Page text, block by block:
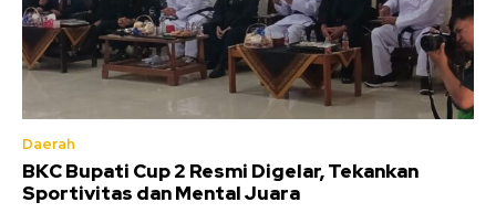
Daerah
BKC Bupati Cup 2 Resmi Digelar, Tekankan
Sportivitas dan Mental Juara